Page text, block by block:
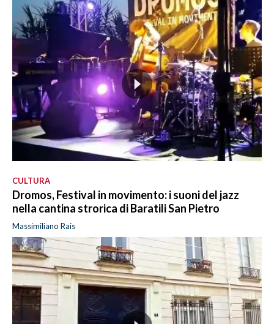
CULTURA
Dromos, Festival in movimento: i suoni del jazz
nella cantina strorica di Baratili San Pietro
Massimiliano Rais